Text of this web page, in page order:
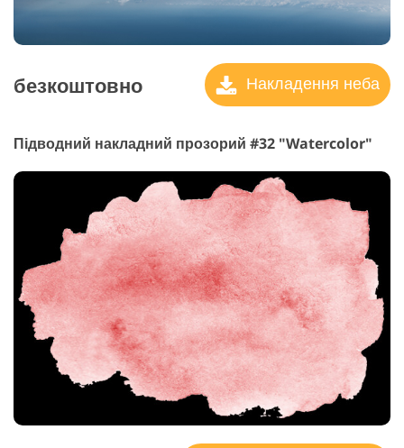
безкоштовно Накладення неба
Підводний накладний прозорий #32 "Watercolor"